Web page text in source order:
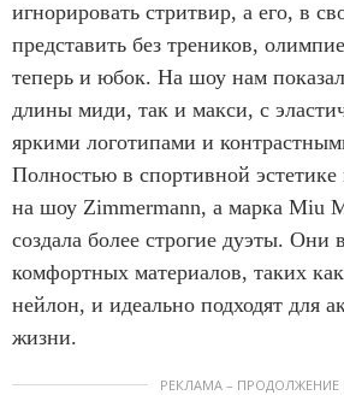
игнорировать стритвир, а его, в
представить без треников,
теперь и юбок. На шоу нам
длины миди, так и макси, с
яркими логотипами и
Полностью в спортивной
на шоу Zimmermann, а марка Miu
создала более строгие дуэты. Они
комфортных материалов, таких
нейлон, и идеально подходят для
жизни.
РЕКЛАМА – ПРОДОЛЖЕНИЕ